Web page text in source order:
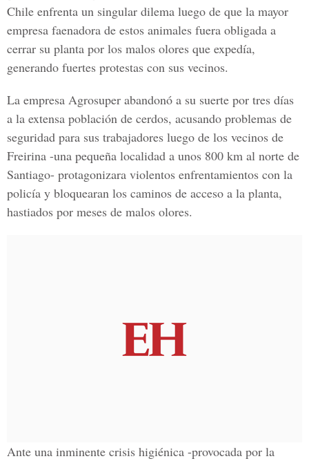
Chile enfrenta un singular dilema luego de que la mayor
empresa faenadora de estos animales fuera obligada a
cerrar su planta por los malos olores que expedía,
generando fuertes protestas con sus vecinos.
La empresa Agrosuper abandonó a su suerte por tres días
a la extensa población de cerdos, acusando problemas de
seguridad para sus trabajadores luego de los vecinos de
Freirina -una pequeña localidad a unos 800 km al norte de
Santiago- protagonizara violentos enfrentamientos con la
policía y bloquearan los caminos de acceso a la planta,
hastiados por meses de malos olores.
Ante una inminente crisis higiénica -provocada por la